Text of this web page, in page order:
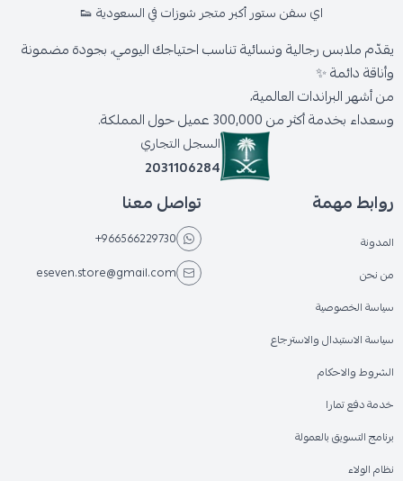
اي سفن ستور أكبر متجر شوزات في السعودية 👟
يقدّم ملابس رجالية ونسائية تناسب احتياجك اليومي، بجودة مضمونة
وأناقة دائمة ✨
من أشهر البراندات العالمية،
وسعداء بخدمة أكثر من 300,000 عميل حول المملكة.
السجل التجاري
2031106284
روابط مهمة
المدونة
من نحن
سياسة الخصوصية
سياسة الاستبدال والاسترجاع
الشروط والاحكام
خدمة دفع تمارا
برنامج التسويق بالعمولة
نظام الولاء
تواصل معنا
+966566229730
eseven.store@gmail.com